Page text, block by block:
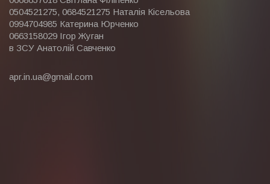
0504521275, 0684521275 Наталія Кісельова
0994704985 Катерина Юрченко
0663158029 Ігор Жуган
в ЗСУ Анатолій Савченко
apr.in.ua@gmail.com